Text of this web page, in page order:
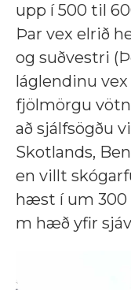
upp í 500 til
Þar vex elrið
og suðvestri
láglendinu
fjölmörgu
að sjálfsögðu
Skotlands,
en villt
hæst í um 300
m hæð yfir